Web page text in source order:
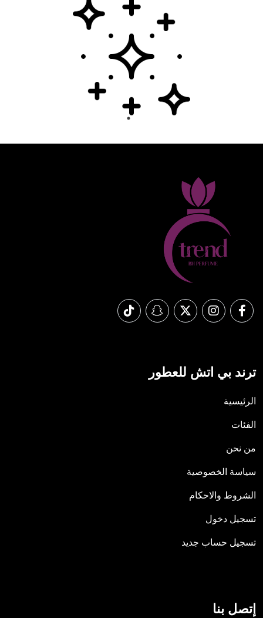
ترند بي اتش للعطور
الرئيسية
الفئات
من نحن
سياسة الخصوصية
الشروط والاحكام
تسجيل دخول
تسجيل حساب جديد
إتصل بنا